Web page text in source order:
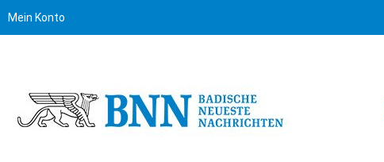
Mein Konto